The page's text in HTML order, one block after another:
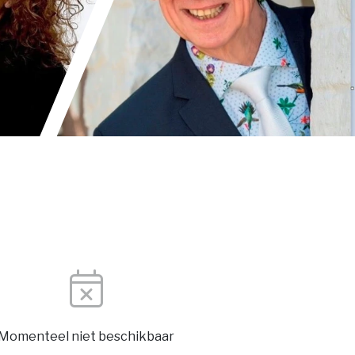
niet beschikbaar